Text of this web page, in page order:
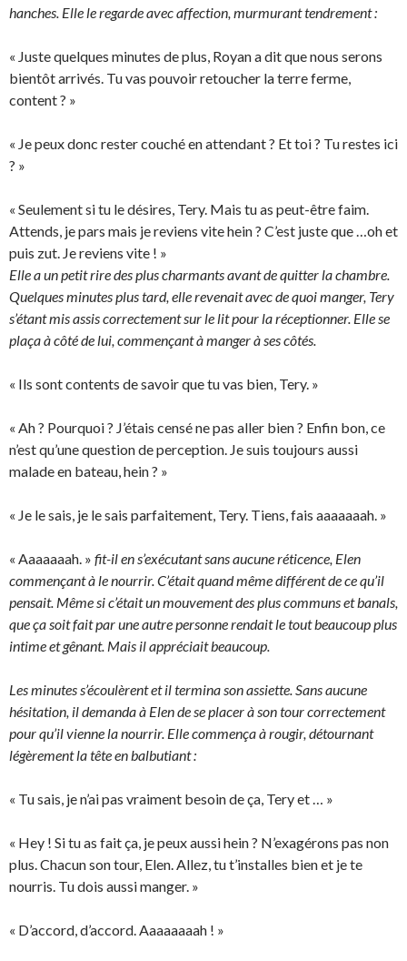
hanches. Elle le regarde avec affection, murmurant tendrement :
« Juste quelques minutes de plus, Royan a dit que nous serons
bientôt arrivés. Tu vas pouvoir retoucher la terre ferme,
content ? »
« Je peux donc rester couché en attendant ? Et toi ? Tu restes ici
? »
« Seulement si tu le désires, Tery. Mais tu as peut-être faim.
Attends, je pars mais je reviens vite hein ? C’est juste que …oh et
puis zut. Je reviens vite ! »
Elle a un petit rire des plus charmants avant de quitter la chambre.
Quelques minutes plus tard, elle revenait avec de quoi manger, Tery
s’étant mis assis correctement sur le lit pour la réceptionner. Elle se
plaça à côté de lui, commençant à manger à ses côtés.
« Ils sont contents de savoir que tu vas bien, Tery. »
« Ah ? Pourquoi ? J’étais censé ne pas aller bien ? Enfin bon, ce
n’est qu’une question de perception. Je suis toujours aussi
malade en bateau, hein ? »
« Je le sais, je le sais parfaitement, Tery. Tiens, fais aaaaaaah. »
« Aaaaaaah. » fit-il en s’exécutant sans aucune réticence, Elen
commençant à le nourrir. C’était quand même différent de ce qu’il
pensait. Même si c’était un mouvement des plus communs et banals,
que ça soit fait par une autre personne rendait le tout beaucoup plus
intime et gênant. Mais il appréciait beaucoup.
Les minutes s’écoulèrent et il termina son assiette. Sans aucune
hésitation, il demanda à Elen de se placer à son tour correctement
pour qu’il vienne la nourrir. Elle commença à rougir, détournant
légèrement la tête en balbutiant :
« Tu sais, je n’ai pas vraiment besoin de ça, Tery et … »
« Hey ! Si tu as fait ça, je peux aussi hein ? N’exagérons pas non
plus. Chacun son tour, Elen. Allez, tu t’installes bien et je te
nourris. Tu dois aussi manger. »
« D’accord, d’accord. Aaaaaaaah ! »